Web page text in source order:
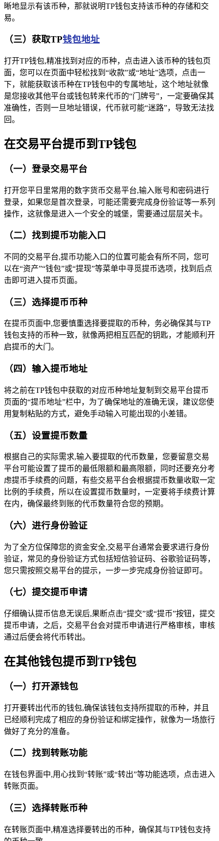
晰地显示有该币种，那就说明TP钱包支持该币种的存储和交
易。
（三）获取TP钱包地址
打开TP钱包,精准找到对应的币种，点击进入该币种的钱包页
面，您可以在页面中轻松找到“收款”或“地址”选项，点击一
下，就能获取该币种在TP钱包中的专属地址，这个地址就像
是您接收其他平台或钱包转来代币的“门牌号”，一定要确保其
准确性，否则一旦地址错误，代币就可能“迷路”，导致无法找
回。
在交易平台提币到TP钱包
（一）登录交易平台
打开您平日里常用的数字货币交易平台,输入账号和密码进行
登录，如果您是首次登录，可能还需要完成身份验证等一系列
操作，这就像是进入一个安全的城堡，需要通过层层关卡。
（二）找到提币功能入口
不同的交易平台,提币功能入口的位置可能会有所不同，您可
以在“资产”“钱包”或“提现”等菜单中寻觅提币选项，找到后点
击即可进入提币页面。
（三）选择提币币种
在提币页面中,您要慎重选择要提取的币种，务必确保其与TP
钱包支持的币种一致，就像两把相互匹配的钥匙，才能顺利开
启提币的大门。
（四）输入提币地址
将之前在TP钱包中获取的对应币种地址复制到交易平台提币
页面的“提币地址”栏中，为了确保地址的准确无误，建议您使
用复制粘贴的方式，避免手动输入可能出现的小差错。
（五）设置提币数量
根据自己的实际需求,输入要提取的代币数量，您要留意交易
平台可能设置了提币的最低限额和最高限额，同时还要充分考
虑提币手续费的问题，有些交易平台会根据提币数量收取一定
比例的手续费，所以在设置提币数量时，一定要将手续费计算
在内，确保最终到账的代币数量符合您的预期。
（六）进行身份验证
为了全方位保障您的资金安全,交易平台通常会要求进行身份
验证，常见的身份验证方式包括短信验证码、谷歌验证码等，
您只需按照交易平台的提示，一步一步完成身份验证即可。
（七）提交提币申请
仔细确认提币信息无误后,果断点击“提交”或“提币”按钮，提交
提币申请，之后，交易平台会对提币申请进行严格审核，审核
通过后便会将代币转出。
在其他钱包提币到TP钱包
（一）打开源钱包
打开要转出代币的钱包,确保该钱包支持所提取的币种，并且
已经顺利完成了相应的身份验证和绑定操作，就像为一场旅行
做好了充分的准备。
（二）找到转账功能
在钱包界面中,用心找到“转账”或“转出”等功能选项，点击进入
转账页面。
（三）选择转账币种
在转账页面中,精准选择要转出的币种，确保其与TP钱包支持